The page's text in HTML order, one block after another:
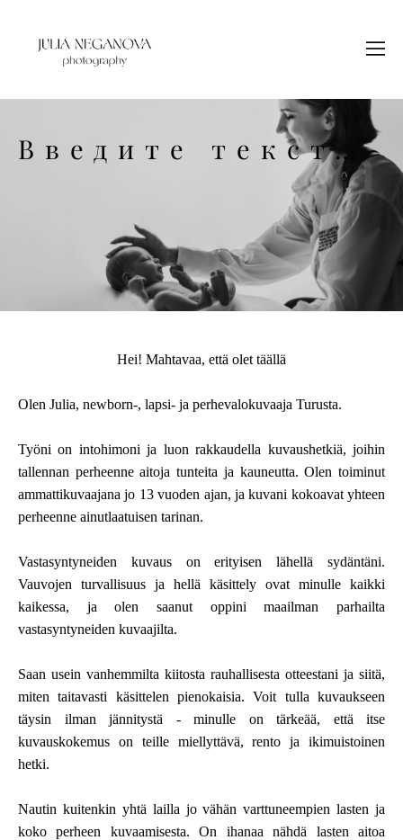
Введите текст…
Hei! Mahtavaa, että olet täällä
Olen Julia, newborn-, lapsi- ja perhevalokuvaaja Turusta.
Työni on intohimoni ja luon rakkaudella kuvaushetkiä, joihin
tallennan perheenne aitoja tunteita ja kauneutta. Olen toiminut
ammattikuvaajana jo 13 vuoden ajan, ja kuvani kokoavat yhteen
perheenne ainutlaatuisen tarinan.
Vastasyntyneiden kuvaus on erityisen lähellä sydäntäni.
Vauvojen turvallisuus ja hellä käsittely ovat minulle kaikki
kaikessa, ja olen saanut oppini maailman parhailta
vastasyntyneiden kuvaajilta.
Saan usein vanhemmilta kiitosta rauhallisesta otteestani ja siitä,
miten taitavasti käsittelen pienokaisia. Voit tulla kuvaukseen
täysin ilman jännitystä - minulle on tärkeää, että itse
kuvauskokemus on teille miellyttävä, rento ja ikimuistoinen
hetki.
Nautin kuitenkin yhtä lailla jo vähän varttuneempien lasten ja
koko perheen kuvaamisesta. On ihanaa nähdä lasten aitoa